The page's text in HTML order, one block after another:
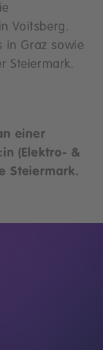
Voitsberg.
in Graz sowie
Steiermark.
einer
(Elektro- &
Steiermark.